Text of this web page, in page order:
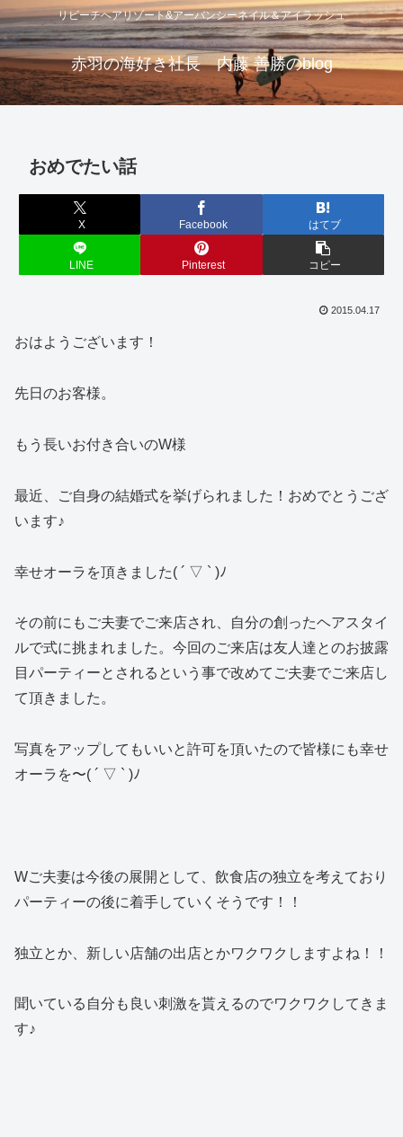
リビーチヘアリゾート&アーバンシーネイル＆アイラッシュ
赤羽の海好き社長 内藤 善勝のblog
おめでたい話
X Facebook はてブ
LINE Pinterest コピー
2015.04.17
おはようございます！
先日のお客様。
もう長いお付き合いのW様
最近、ご自身の結婚式を挙げられました！おめでとうござ
います♪
幸せオーラを頂きました( ´ ▽ ` )ﾉ
その前にもご夫妻でご来店され、自分の創ったヘアスタイ
ルで式に挑まれました。今回のご来店は友人達とのお披露
目パーティーとされるという事で改めてご夫妻でご来店し
て頂きました。
写真をアップしてもいいと許可を頂いたので皆様にも幸せ
オーラを〜( ´ ▽ ` )ﾉ
Wご夫妻は今後の展開として、飲食店の独立を考えており
パーティーの後に着手していくそうです！！
独立とか、新しい店舗の出店とかワクワクしますよね！！
聞いている自分も良い刺激を貰えるのでワクワクしてきま
す♪